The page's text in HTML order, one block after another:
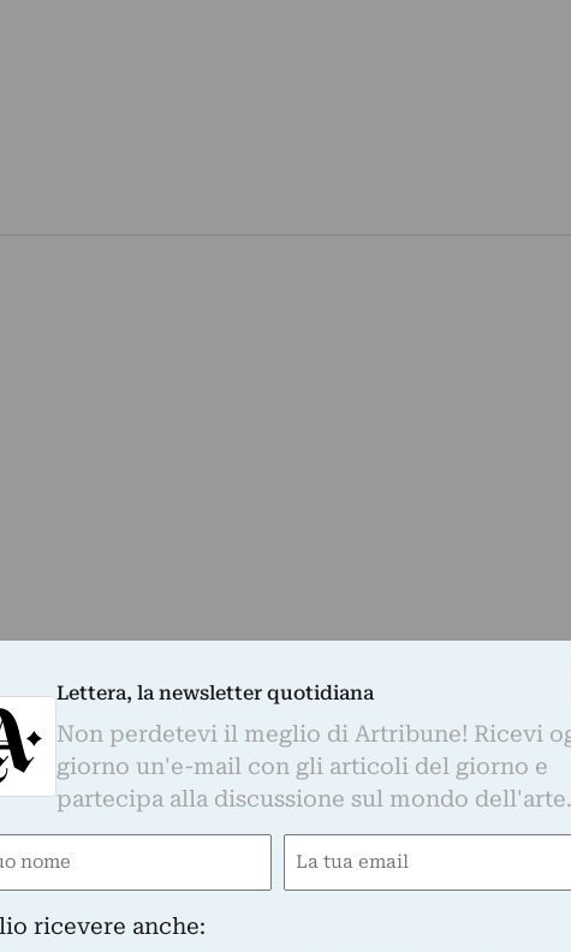
Lettera, la newsletter quotidiana
Non perdetevi il meglio di Artribune! Ricevi
giorno un'e-mail con gli articoli del giorno e
partecipa alla discussione sul mondo dell'arte.
Email
ricevere anche: